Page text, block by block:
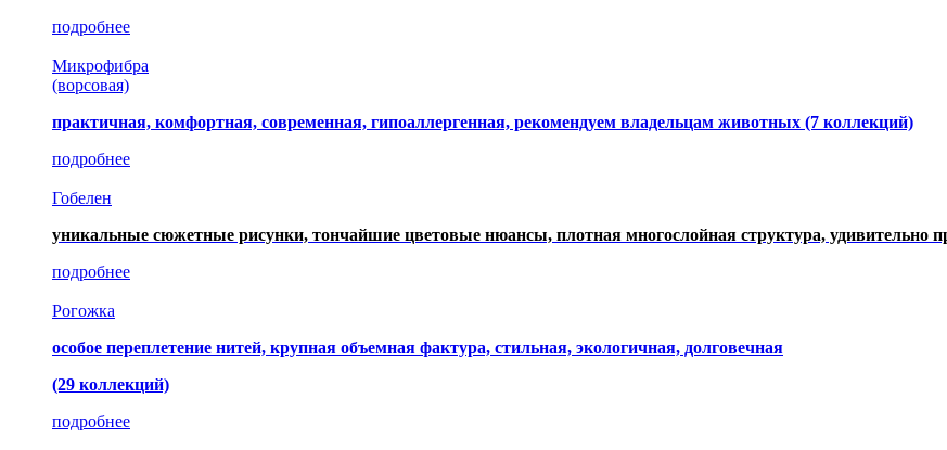
подробнее
Микрофибра
(ворсовая)
практичная, комфортная, современная, гипоаллергенная, рекомендуем владельцам животных (7 коллекций)
подробнее
Гобелен
уникальные сюжетные рисунки, тончайшие цветовые нюансы, плотная многослойная структура, удивительно
подробнее
Рогожка
особое переплетение нитей, крупная объемная фактура, стильная, экологичная, долговечная
(29 коллекций)
подробнее